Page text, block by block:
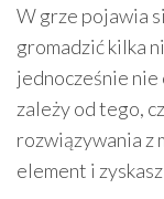
W grze pojawia
gromadzić kilka
jednocześnie
zależy od tego,
rozwiązywania z
element i